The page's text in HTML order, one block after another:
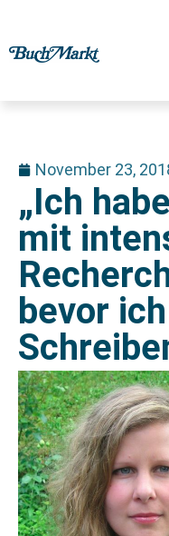
November 23,
„Ich
mit
bevor